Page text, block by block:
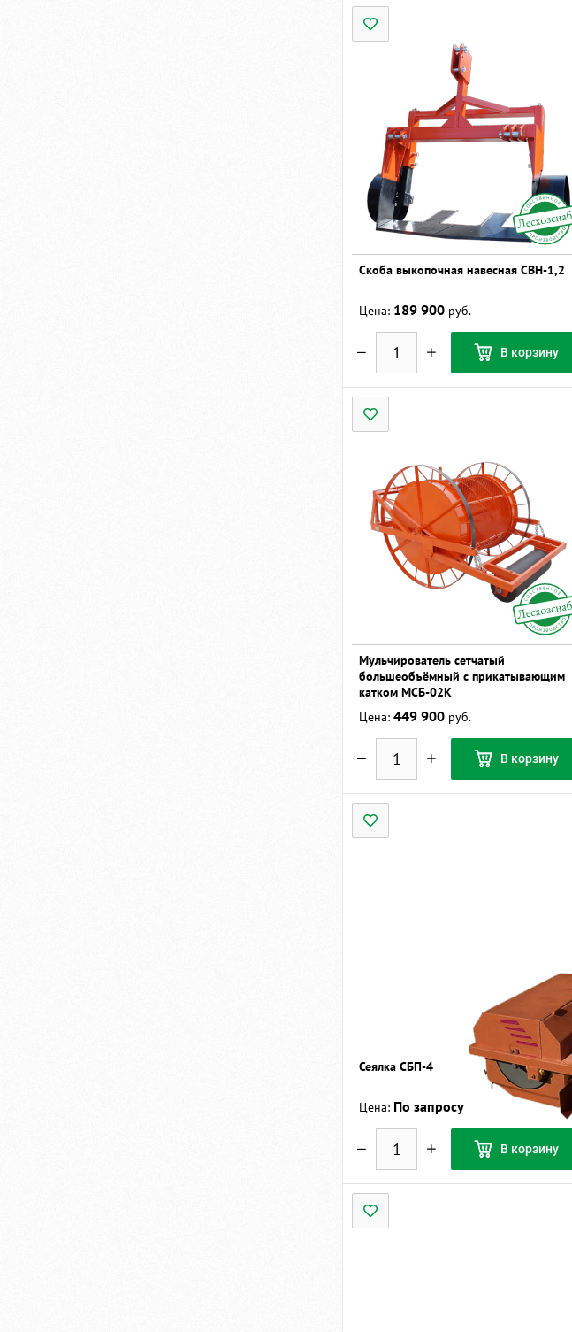
Скоба выкопочная навесная СВН-1,2
Цена: 189 900 руб.
В корзину
Мульчирователь сетчатый
большеобъёмный с прикатывающим
катком МСБ-02К
Цена: 449 900 руб.
В корзину
Сеялка СБП-4
Цена: По запросу
В корзину